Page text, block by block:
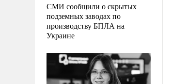
СМИ сообщили о скрытых
подземных заводах по
производству БПЛА на
Украине